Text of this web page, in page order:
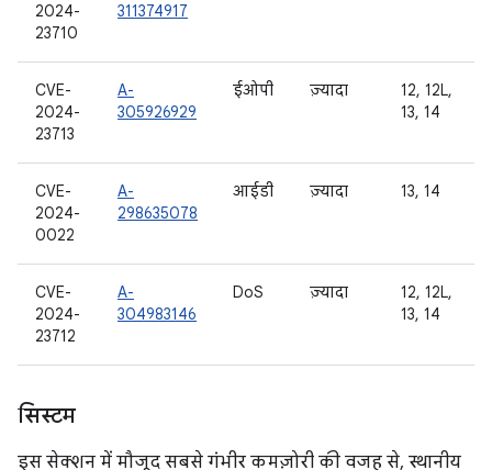
2024-
23710
311374917
CVE-
2024-
23713
A-
305926929
ईओपी ज़्यादा
12, 12L,
13, 14
CVE-
2024-
0022
A-
298635078
आईडी ज़्यादा 13, 14
CVE-
2024-
23712
A-
304983146
DoS ज़्यादा
12, 12L,
13, 14
सिस्टम
इस सेक्शन में मौजूद सबसे गंभीर कमज़ोरी की वजह से, स्थानीय